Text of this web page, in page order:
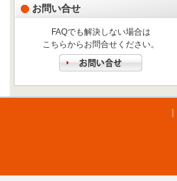
お問い合せ
FAQでも解決しない場合は
こちらからお問合せください。